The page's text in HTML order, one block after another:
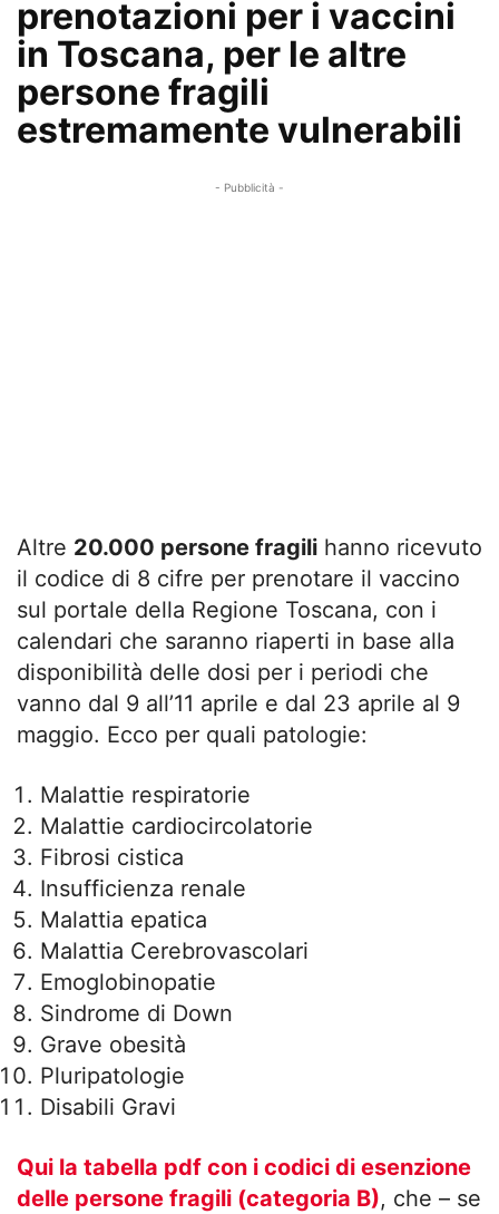
prenotazioni per i vaccini
in Toscana, per le altre
persone fragili
estremamente vulnerabili
- Pubblicità -
Altre 20.000 persone fragili hanno ricevuto
il codice di 8 cifre per prenotare il vaccino
sul portale della Regione Toscana, con i
calendari che saranno riaperti in base alla
disponibilità delle dosi per i periodi che
vanno dal 9 all’11 aprile e dal 23 aprile al 9
maggio. Ecco per quali patologie:
Malattie respiratorie
Malattie cardiocircolatorie
Fibrosi cistica
Insufficienza renale
Malattia epatica
Malattia Cerebrovascolari
Emoglobinopatie
Sindrome di Down
Grave obesità
Pluripatologie
Disabili Gravi
Qui la tabella pdf con i codici di esenzione
delle persone fragili (categoria B), che – se